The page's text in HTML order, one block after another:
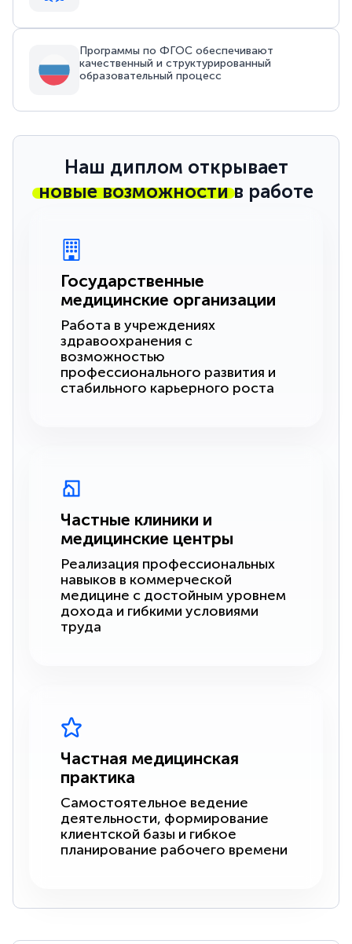
Программы по ФГОС обеспечивают
качественный и структурированный
образовательный процесс
Наш диплом открывает
новые возможностив работе
Государственные
медицинские организации
Работа в учреждениях
здравоохранения с
возможностью
профессионального развития и
стабильного карьерного роста
Частные клиники и
медицинские центры
Реализация профессиональных
навыков в коммерческой
медицине с достойным уровнем
дохода и гибкими условиями
труда
Частная медицинская
практика
Самостоятельное ведение
деятельности, формирование
клиентской базы и гибкое
планирование рабочего времени